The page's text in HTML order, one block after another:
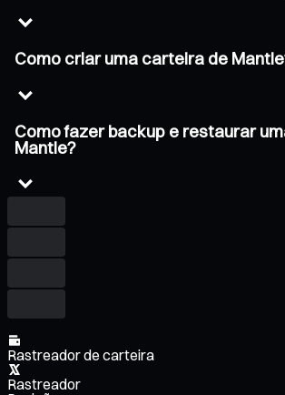
Como criar uma carteira de
Como fazer backup e restaurar
Mantle?
Rastreador de carteira
Rastreador